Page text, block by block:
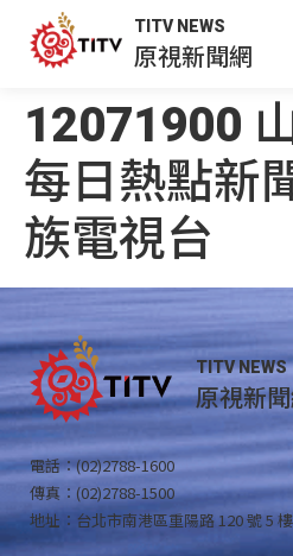
TITV NEWS
原視新聞網
12071900
每日熱點新
族電視台
TITV NEWS
原視新
電話：(02)2788-1600
傳真：(02)2788-1500
地址：台北市南港區重陽路 120 號 5 樓